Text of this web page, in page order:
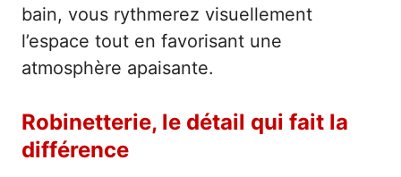
bain, vous rythmerez visuellement
l’espace tout en favorisant une
atmosphère apaisante.
Robinetterie, le détail qui fait la
différence